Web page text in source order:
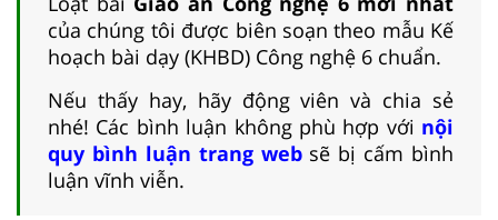
của chúng tôi được biên soạn theo mẫu Kế
hoạch bài dạy (KHBD) Công nghệ 6 chuẩn.
Nếu thấy hay, hãy động viên và chia sẻ
nhé! Các bình luận không phù hợp với nội
quy bình luận trang websẽ bị cấm bình
luận vĩnh viễn.